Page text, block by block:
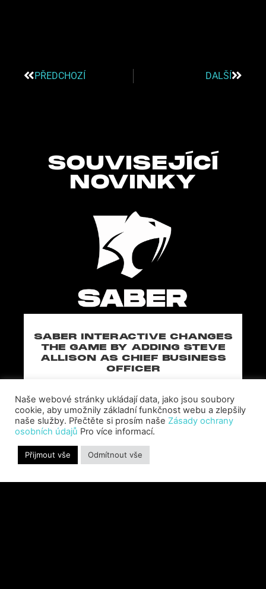
PŘEDCHOZÍ DALŠÍ
SOUVISEJÍCÍ
NOVINKY
SABER INTERACTIVE CHANGES
THE GAME BY ADDING STEVE
ALLISON AS CHIEF BUSINESS
OFFICER
strategy for the worldwide publisher and
developer’s portfolio of highly anticipated titles,
including Warhammer 40,000: Space Marine 3,
Jurassic
PŘEČTĚTE SI VÍCE "
Naše webové stránky ukládají data, jako jsou soubory
cookie, aby umožnily základní funkčnost webu a zlepšily
naše služby. Přečtěte si prosím naše Zásady ochrany
osobních údajů Pro více informací.
Přijmout vše Odmítnout vše